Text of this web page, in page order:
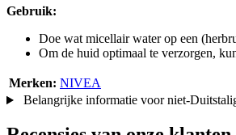
Gebruik:
Doe wat micellair water op een
Om de huid optimaal te verzorgen,
Merken: NIVEA
Belangrijke informatie voor niet-